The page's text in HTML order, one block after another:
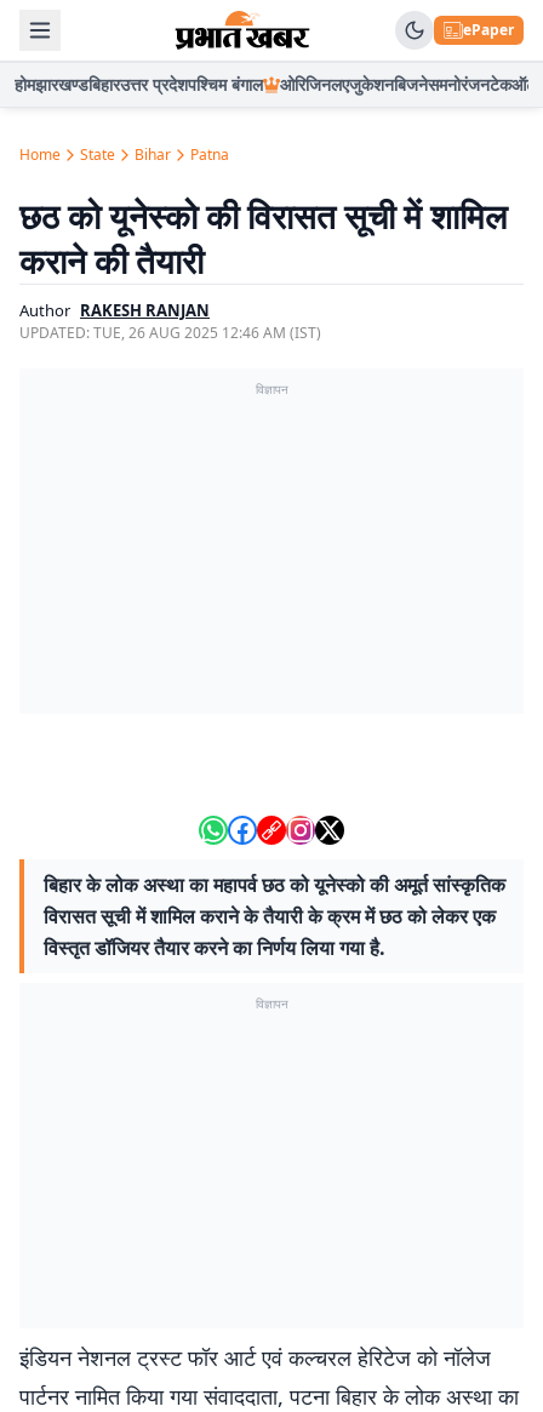
ePaper
होमझारखण्डबिहारउत्तर प्रदेशपश्चिम बंगाल ओरिजिनलएजुकेशनबिजनेसमनोरंजनटेकऑटो
Home State Bihar Patna
छठ को यूनेस्को की विरासत सूची में शामिल
कराने की तैयारी
Author RAKESH RANJAN
UPDATED:TUE, 26 AUG 2025 12:46 AM (IST)
विज्ञापन
बिहार के लोक अस्था का महापर्व छठ को यूनेस्को की अमूर्त सांस्कृतिक
विरासत सूची में शामिल कराने के तैयारी के क्रम में छठ को लेकर एक
विस्तृत डॉजियर तैयार करने का निर्णय लिया गया है.
विज्ञापन
इंडियन नेशनल ट्रस्ट फॉर आर्ट एवं कल्चरल हेरिटेज को नॉलेज
पार्टनर नामित किया गया संवाददाता, पटना बिहार के लोक अस्था का